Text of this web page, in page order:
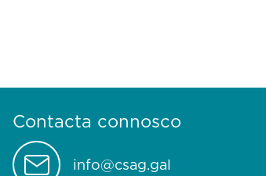
Contacta connosco
info@csag.gal